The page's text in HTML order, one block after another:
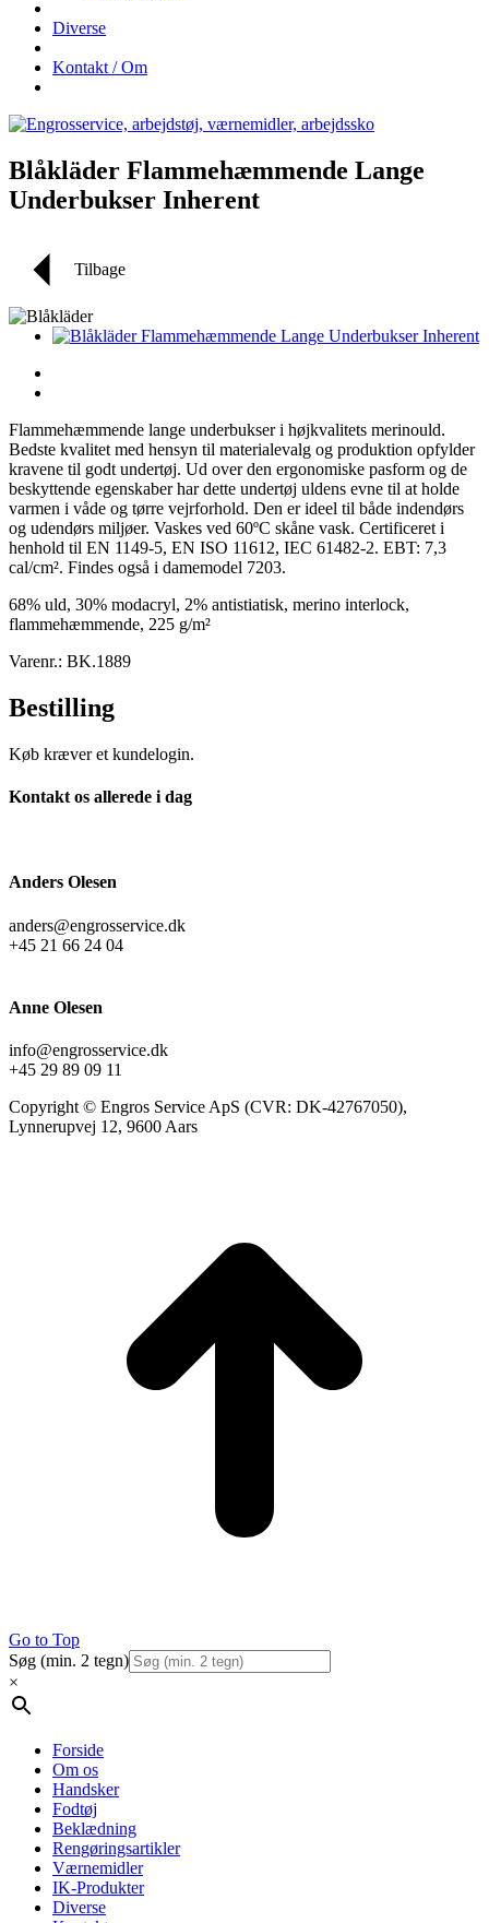
Diverse
Kontakt / Om
Blåkläder Flammehæmmende Lange
Underbukser Inherent
Tilbage
Flammehæmmende lange underbukser i højkvalitets merinould.
Bedste kvalitet med hensyn til materialevalg og produktion opfylder
kravene til godt undertøj. Ud over den ergonomiske pasform og de
beskyttende egenskaber har dette undertøj uldens evne til at holde
varmen i våde og tørre vejrforhold. Den er ideel til både indendørs
og udendørs miljøer. Vaskes ved 60ºC skåne vask. Certificeret i
henhold til EN 1149-5, EN ISO 11612, IEC 61482-2. EBT: 7,3
cal/cm². Findes også i damemodel 7203.
68% uld, 30% modacryl, 2% antistiatisk, merino interlock,
flammehæmmende, 225 g/m²
Varenr.: BK.1889
Bestilling
Køb kræver et kundelogin.
Kontakt os allerede i dag
Anders Olesen
anders@engrosservice.dk
+45 21 66 24 04
Anne Olesen
info@engrosservice.dk
+45 29 89 09 11
Copyright © Engros Service ApS (CVR: DK-42767050),
Lynnerupvej 12, 9600 Aars
Go to Top
Søg (min. 2 tegn)
×
Forside
Om os
Handsker
Fodtøj
Beklædning
Rengøringsartikler
Værnemidler
IK-Produkter
Diverse